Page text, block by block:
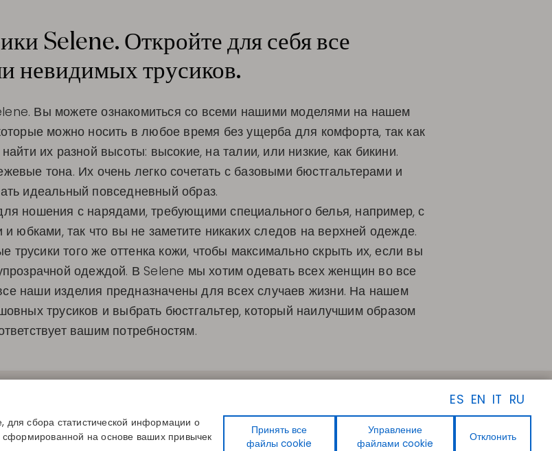
Selene. Откройте для себя все
невидимых трусиков.
Вы можете ознакомиться со всеми нашими моделями на нашем
можно носить в любое время без ущерба для комфорта, так как
их разной высоты: высокие, на талии, или низкие, как бикини.
тона. Их очень легко сочетать с базовыми бюстгальтерами и
идеальный повседневный образ.
ношения с нарядами, требующими специального белья, например, с
юбками, так что вы не заметите никаких следов на верхней одежде.
того же оттенка кожи, чтобы максимально скрыть их, если вы
одеждой. В Selene мы хотим одевать всех женщин во все
наши изделия предназначены для всех случаев жизни. На нашем
трусиков и выбрать бюстгальтер, который наилучшим образом
вашим потребностям.
ES EN IT RU
для сбора статистической информации о
на основе ваших привычек
Принять все
файлы cookie
Управление
файлами cookie
Отклонить
+34 948 14 58 90
disintex@disintex.es
Публикации
Блог
Контакты
Facebook
Instagram
Linkedin